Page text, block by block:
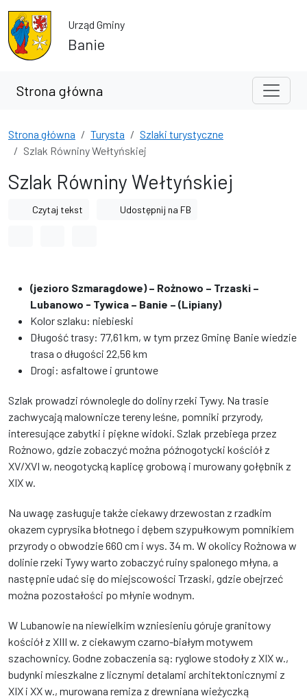
Przejdź do treści
Przejdź do wyszukiwarki
Urząd Gminy
Banie
Strona główna
Strona główna Turysta
Szlaki turystyczne
Szlak Równiny Wełtyńskiej
Szlak Równiny Wełtyńskiej
Czytaj tekst Udostępnij na FB
(jezioro Szmaragdowe) – Rożnowo – Trzaski –
Lubanowo - Tywica – Banie – (Lipiany)
Kolor szlaku: niebieski
Długość trasy: 77,61 km, w tym przez Gminę Banie wiedzie
trasa o długości 22,56 km
Drogi: asfaltowe i gruntowe
Szlak prowadzi równolegle do doliny rzeki Tywy. Na trasie
zachwycają malownicze tereny leśne, pomniki przyrody,
interesujące zabytki i piękne widoki. Szlak przebiega przez
Rożnowo, gdzie zobaczyć można późnogotycki kościół z
XV/XVI w, neogotycką kaplicę grobową i murowany gołębnik z
XIX w.
Na uwagę zasługuje także ciekawy drzewostan z rzadkim
okazem cyprysika błotnego i dębem szypułkowym pomnikiem
przyrody o obwodzie 660 cm i wys. 34 m. W okolicy Rożnowa w
dolinie rzeki Tywy warto zobaczyć ruiny spalonego młyna, a
następnie udać się do miejscowości Trzaski, gdzie obejrzeć
można pozostałości po młynie wodnym.
W Lubanowie na niewielkim wzniesieniu góruje granitowy
kościół z XIII w. z ciekawym czarno-białym motywem
szachownicy. Godne zobaczenia są: ryglowe stodoły z XIX w.,
budynki mieszkalne z licznymi detalami architektonicznymi z
XIX i XX w., murowana remiza z drewniana wieżyczką